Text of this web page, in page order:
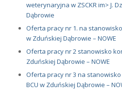
weterynaryjna w ZSCKR im> J.
Dąbrowie
Oferta pracy nr 1. na
w Zduńskiej Dąbrowie – NOWE
Oferta pracy nr 2 stanowisko
Zduńskiej Dąbrowie – NOWE
Oferta pracy nr 3 na
BCU w Zduńskiej Dąbrowie –